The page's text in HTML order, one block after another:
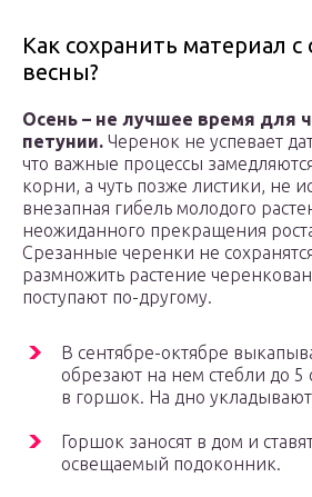
Как сохранить материал с
весны?
Осень – не лучшее время для
петунии. Черенок не успевает
что важные процессы
корни, а чуть позже листики, не
внезапная гибель молодого
неожиданного прекращения
Срезанные черенки не
размножить растение
поступают по-другому.
В сентябре-октябре
обрезают на нем стебли до
в горшок. На дно
Горшок заносят в дом и
освещаемый подоконник.